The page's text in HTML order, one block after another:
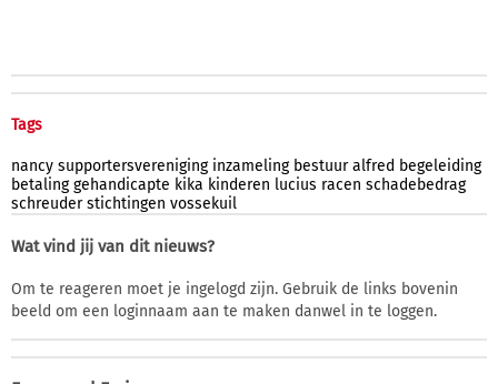
Tags
nancy supportersvereniging inzameling bestuur alfred begeleiding
betaling gehandicapte kika kinderen lucius racen schadebedrag
schreuder stichtingen vossekuil
Wat vind jij van dit nieuws?
Om te reageren moet je ingelogd zijn. Gebruik de links bovenin
beeld om een loginnaam aan te maken danwel in te loggen.